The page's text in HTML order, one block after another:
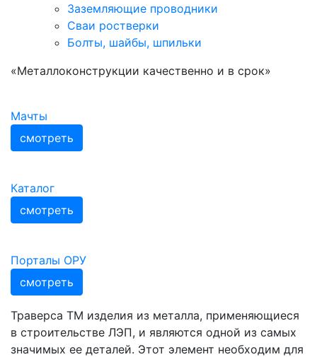
Заземляющие проводники
Сваи ростверки
Болты, шайбы, шпильки
«Металлоконструкции качественно и в срок»
Мачты
смотреть
Каталог
смотреть
Порталы ОРУ
смотреть
Траверса ТМ изделия из металла, применяющиеся
в строительстве ЛЭП, и являются одной из самых
значимых ее деталей. Этот элемент необходим для